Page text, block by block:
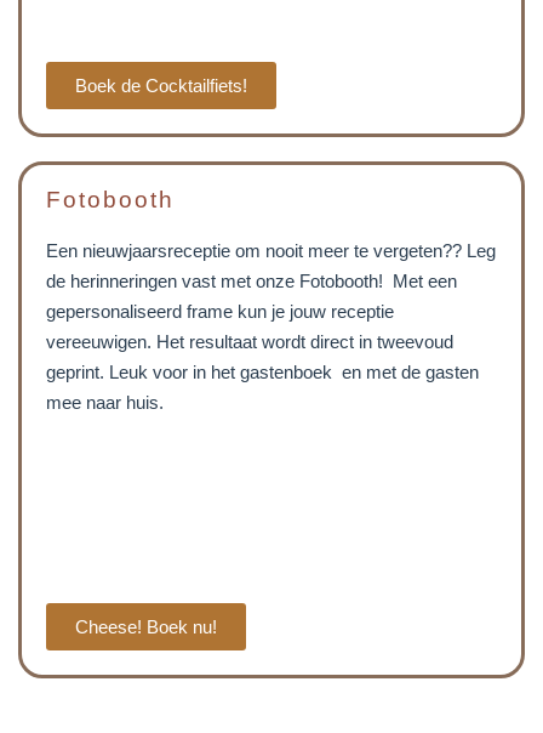
Boek de Cocktailfiets!
Fotobooth
Een nieuwjaarsreceptie om nooit meer te vergeten?? Leg
de herinneringen vast met onze Fotobooth! Met een
gepersonaliseerd frame kun je jouw receptie
vereeuwigen. Het resultaat wordt direct in tweevoud
geprint. Leuk voor in het gastenboek en met de gasten
mee naar huis.
Cheese! Boek nu!